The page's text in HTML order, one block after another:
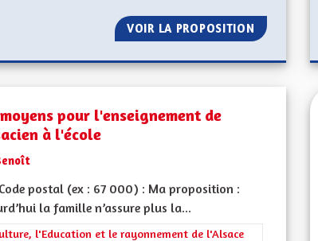
VOIR LA PROPOSITION DES
pour l'enseignement de
à l'école
postal (ex : 67 000) : Ma proposition :
la famille n’assure plus la...
les résultats de la catégorie : La Culture, l'Education et le
l'Education et le rayonnement de l'Alsace